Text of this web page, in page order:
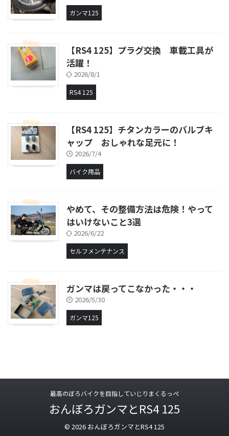
ガンマ125
【RS4 125】プラグ交換 車載工具が
活躍！
2026/8/1
RS4 125
【RS4 125】チタンカラーのバルブキ
ャップ おしゃれな足元に！
2026/7/4
バイク用品
やめて、その整備方法は危険！やって
はいけないこと3選
2026/6/22
セルフメンテナンス
ガンマは戻ってこなかった・・・
2026/5/30
ガンマ125
最高のぼろバイクを目指していじりまくるっぺ
おんぼろガンマとRS4 125
© 2026 おんぼろガンマとRS4 125